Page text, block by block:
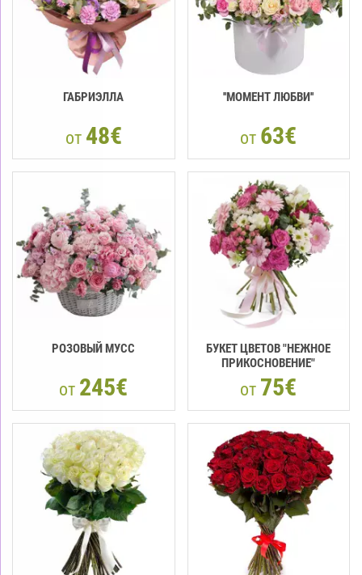
ГАБРИЭЛЛА
от 48€
''МОМЕНТ ЛЮБВИ''
от 63€
РОЗОВЫЙ МУСС
от 245€
БУКЕТ ЦВЕТОВ "НЕЖНОЕ
ПРИКОСНОВЕНИЕ"
от 75€